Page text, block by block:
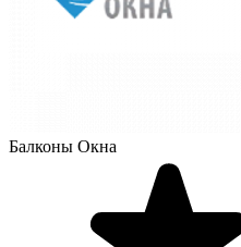
Балконы Окна